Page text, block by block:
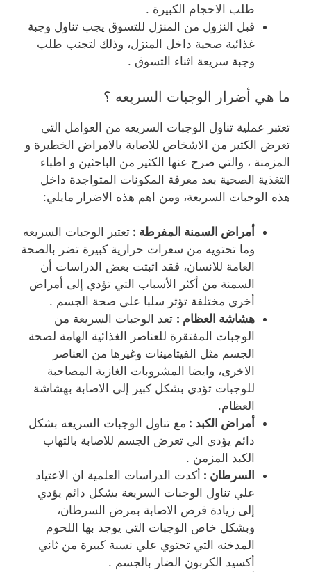
طلب الاحجام الكبيرة .
قبل النزول من المنزل للتسوق يجب تناول وجبة
غذائية صحية داخل المنزل، وذلك لتجنب طلب
وجبة سريعة اثناء التسوق .
ما هي أضرار الوجبات السريعه ؟
تعتبر عملية تناول الوجبات السريعه من العوامل التي
تعرض الكثير من الاشخاص للاصابة بالامراض الخطيرة و
المزمنة ، والتي صرح عنها الكثير من الباحثين و اطباء
التغذية الصحية بعد معرفة المكونات المتواجدة داخل
هذه الوجبات السريعة، ومن اهم هذه الاضرار مايلي:
أمراض السمنة المفرطة : تعتبر الوجبات السريعه
وما تحتويه من سعرات حرارية كبيرة تضر بالصحة
العامة للانسان، فقد اثبتت بعض الدراسات أن
السمنة من أكثر الأسباب التي تؤدي إلى أمراض
أخرى مختلفة تؤثر سلبا على صحة الجسم .
هشاشة العظام : تعد الوجبات السريعة من
الوجبات المفتقرة للعناصر الغذائية الهامة لصحة
الجسم مثل الفيتامينات وغيرها من العناصر
الاخرى، وايضا المشروبات الغازية المصاحبة
للوجبات تؤدي بشكل كبير إلى الاصابة بهشاشة
العظام.
أمراض الكبد : مع تناول الوجبات السريعه بشكل
دائم يؤدي الي تعرض الجسم للاصابة بالتهاب
الكبد المزمن .
السرطان : أكدت الدراسات العلمية ان الاعتياد
علي تناول الوجبات السريعة بشكل دائم يؤدي
إلى زيادة فرص الاصابة بمرض السرطان،
وبشكل خاص الوجبات التي يوجد بها اللحوم
المدخنه التي تحتوي علي نسبة كبيرة من ثاني
أكسيد الكربون الضار بالجسم .